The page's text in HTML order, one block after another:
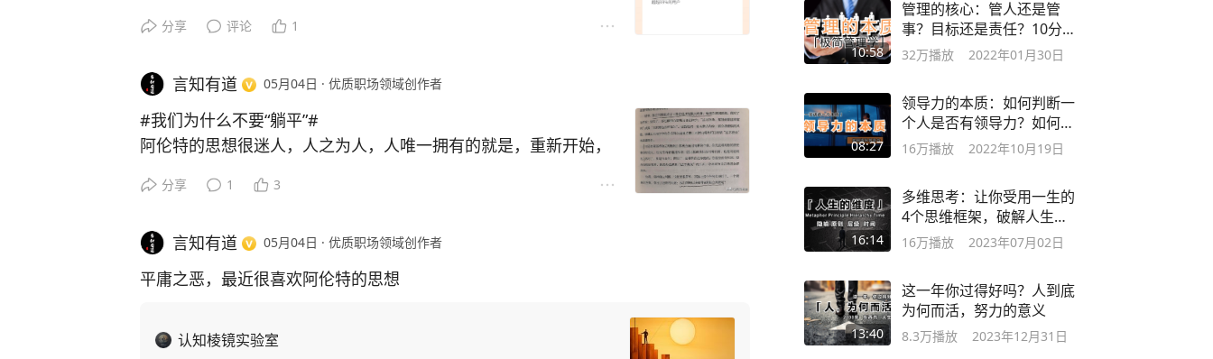
分享 评论 1
言知有道 05月04日 · 优质职场领域创作者
#我们为什么不要“躺平”#
阿伦特的思想很迷人，人之为人，人唯一拥有的就是，重新开始，
分享 1 3
言知有道 05月04日 · 优质职场领域创作者
平庸之恶，最近很喜欢阿伦特的思想
认知棱镜实验室
10:58
管理的核心：管人还是管
事？目标还是责任？10分钟
讲透极简管理学
32万播放 2022年01月30日
08:27
领导力的本质：如何判断一
个人是否有领导力？如何提
升领导力？
16万播放 2022年10月19日
16:14
多维思考：让你受用一生的
4个思维框架，破解人生的
无解难题
16万播放 2023年07月02日
13:40
这一年你过得好吗？人到底
为何而活，努力的意义
8.3万播放 2023年12月31日